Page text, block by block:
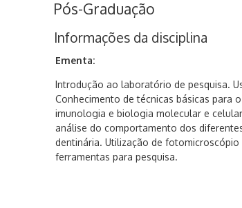
Pós-Graduação
Informações da disciplina
Ementa:
Introdução ao laboratório de pesquisa.
Conhecimento de técnicas básicas
imunologia e biologia molecular e
análise do comportamento dos
dentinária. Utilização de
ferramentas para pesquisa.